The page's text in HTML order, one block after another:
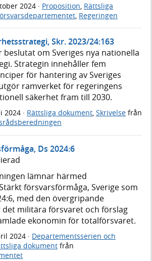
2024 · Proposition Rättsliga
Regeringen
Skr. 2023/24:163
beslutat om Sveriges nya nationella
Strategin innehåller fem
för hantering av Sveriges
ramverket för regeringens
säkerhet fram till 2030.
2024 · Rättsliga dokument, Skrivelse från
Ds 2024:6
lämnar härmed
försvarsförmåga, Sverige som
med den övergripande
militära försvaret och förslag
ekonomin för totalförsvaret.
2024 · Departementsserien och
dokument från